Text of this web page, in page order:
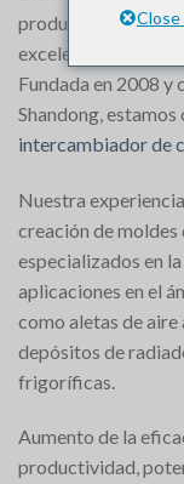
producción de
excelencia en la
Fundada en 2008 y
Shandong, estamos
intercambiador de
Nuestra
creación de moldes
especializados en
aplicaciones en el
como aletas de
depósitos de
frigoríficas.
Aumento de la
productividad,